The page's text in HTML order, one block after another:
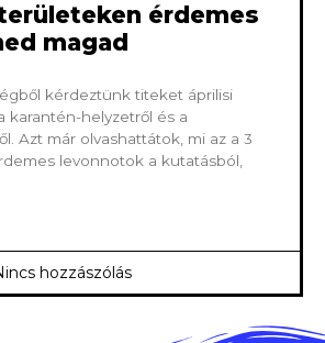
érdemes
magad
kérdeztünk titeket áprilisi
karantén-helyzetről és a
Azt már olvashattátok, mi az a 3
levonnotok a kutatásból,
hozzászólás